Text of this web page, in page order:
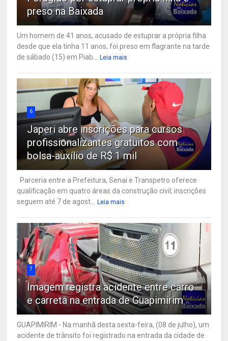
preso na Baixada
Um homem de 41 anos, acusado de estuprar a própria filha
desde que ela tinha 11 anos, foi preso em flagrante na tarde
de sábado (15) em Piab...
Leia mais
6
Japeri abre inscrições para cursos
profissionalizantes gratuitos com
bolsa-auxílio de R$ 1 mil
Parceria entre a Prefeitura, Senai e Transpetro oferece
qualificação em quatro áreas da construção civil; inscrições
seguem até 7 de agost...
Leia mais
7
Imagem registra acidente entre carro
e carreta na entrada de Guapimirim
GUAPIMIRIM - Na manhã desta sexta-feira, (08 de julho), um
acidente de trânsito foi registrado na entrada da cidade de